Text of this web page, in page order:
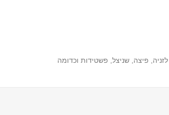
פיצה, שניצל, פשטידות וכדומה